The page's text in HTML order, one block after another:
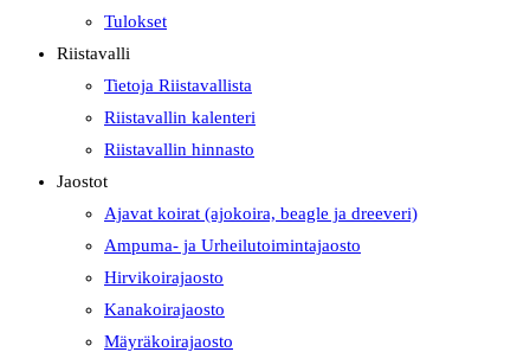
Tulokset
Riistavalli
Tietoja Riistavallista
Riistavallin kalenteri
Riistavallin hinnasto
Jaostot
Ajavat koirat (ajokoira, beagle ja dreeveri)
Ampuma- ja Urheilutoimintajaosto
Hirvikoirajaosto
Kanakoirajaosto
Mäyräkoirajaosto